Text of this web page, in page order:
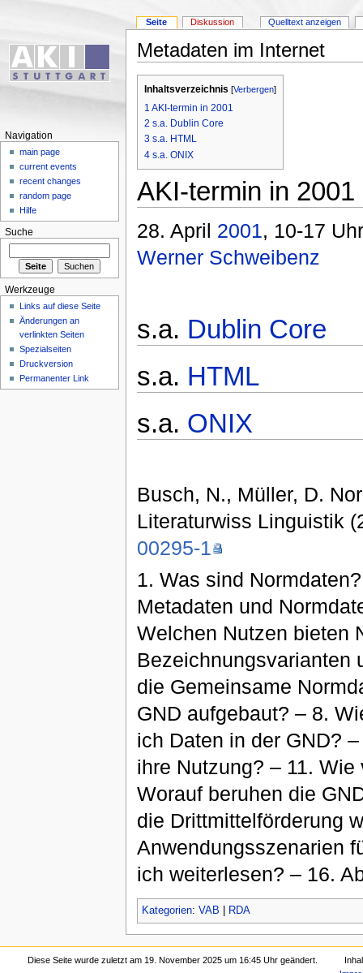
Metadaten im Internet
Inhaltsverzeichnis [Verbergen]
1 AKI-termin in 2001
2 s.a. Dublin Core
3 s.a. HTML
4 s.a. ONIX
AKI-termin in 2001
28. April 2001 , 10-17
Werner Schweibenz
s.a. Dublin Core
s.a. HTML
s.a. ONIX
Busch, N., Müller, D.
Literaturwiss Linguistik
00295-1
1. Was sind
Metadaten und
Welchen Nutzen bieten
Bezeichnungsvarianten
die Gemeinsame
GND aufgebaut? – 8.
ich Daten in der GND?
ihre Nutzung? – 11.
Worauf beruhen die
die Drittmittelförderung
Anwendungsszenarien
ich weiterlesen? – 16.
Kategorien: VAB RDA
Seite Diskussion Quelltext anzeigen
Navigation
main page
current events
recent changes
random page
Hilfe
Suche
Werkzeuge
Links auf diese Seite
Änderungen an
verlinkten Seiten
Spezialseiten
Druckversion
Permanenter Link
Diese Seite wurde zuletzt am 19. November 2025 um 16:45 Uhr geändert.